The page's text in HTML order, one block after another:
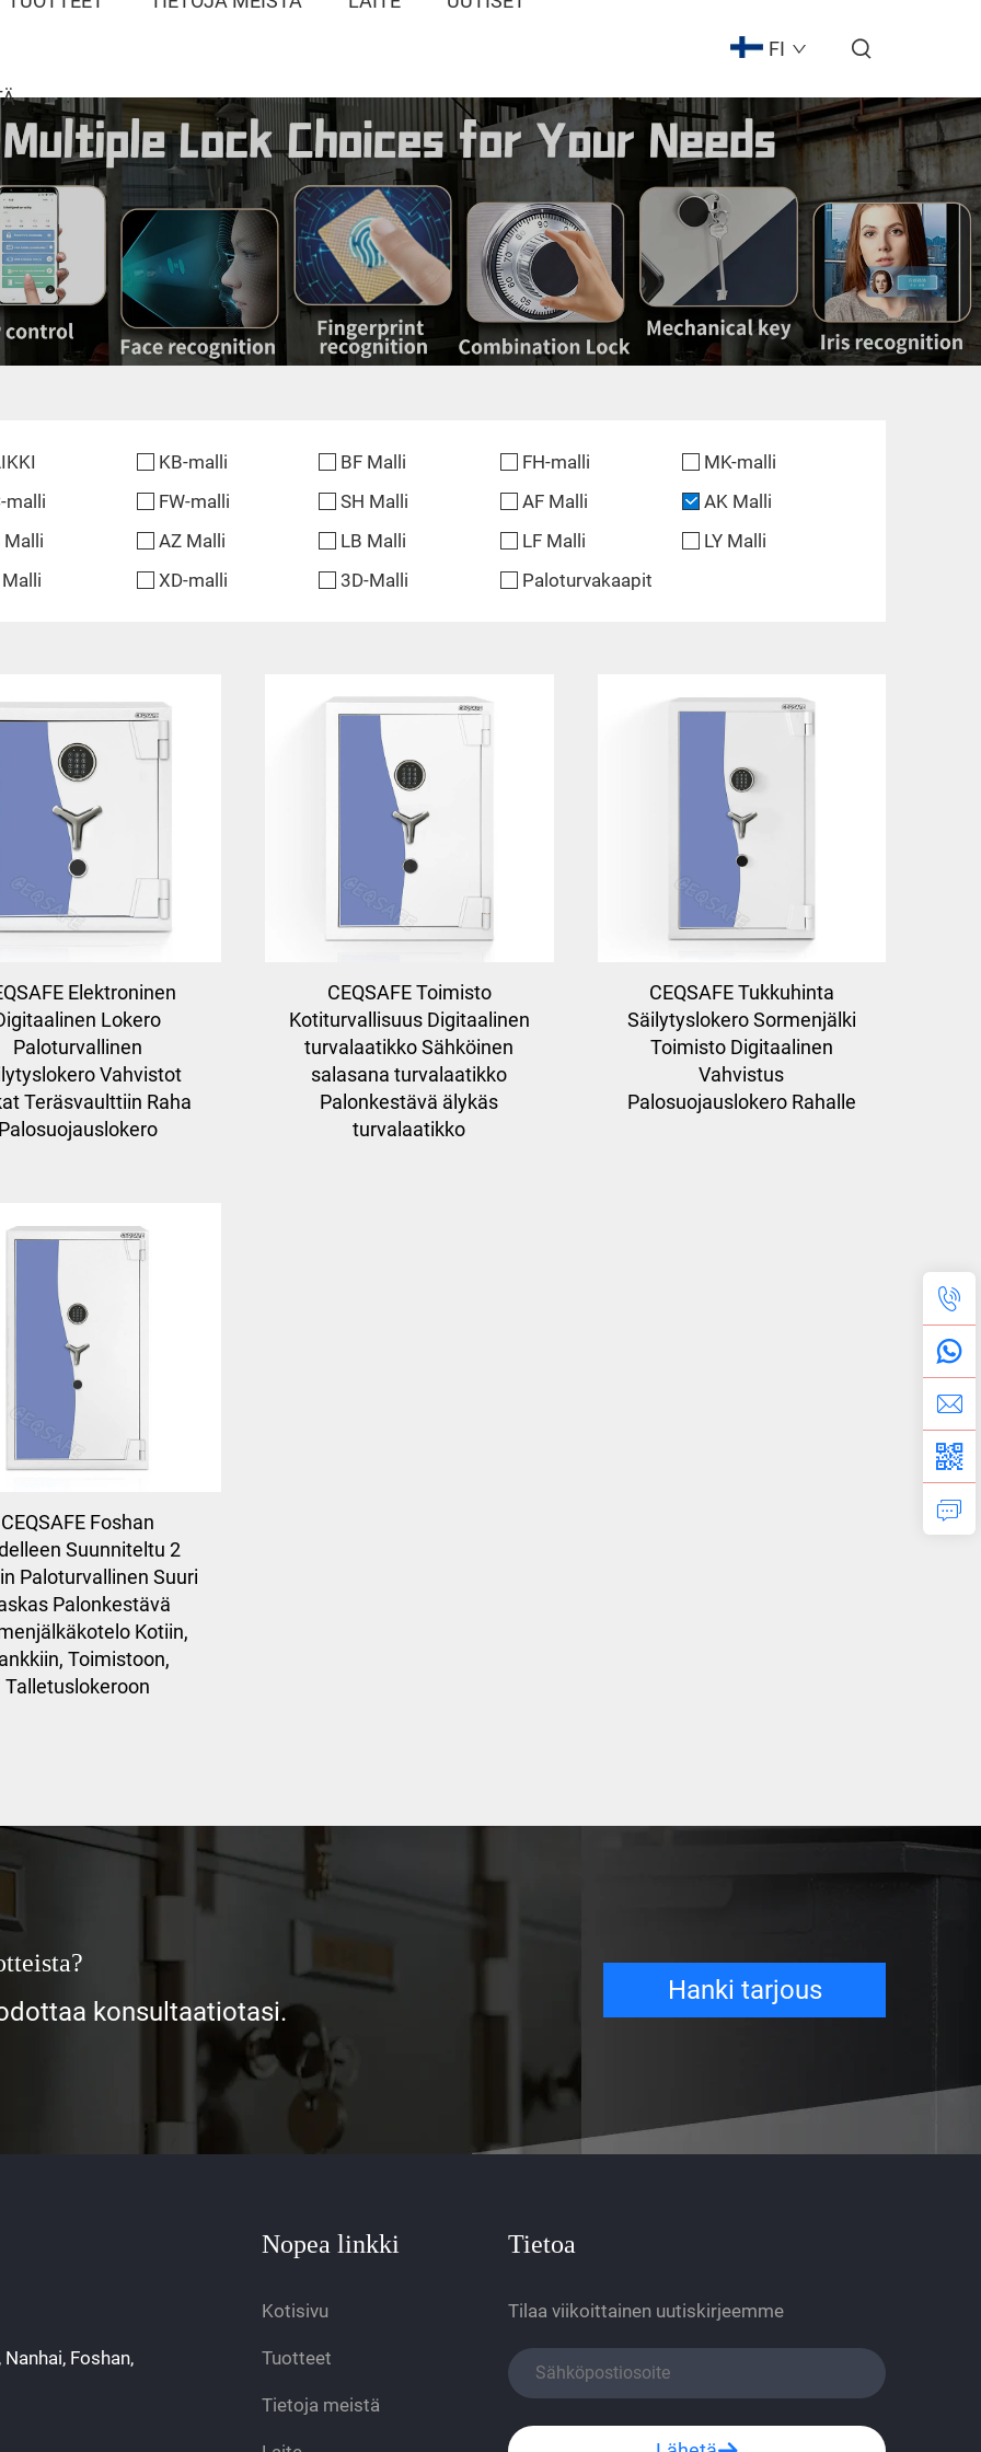
FI
KB-malli BF Malli FH-malli
MK-malli
malli
FW-malli SH Malli AF Malli
AK Malli
Malli
AZ Malli LB Malli LF Malli
LY Malli
Malli
XD-malli 3D-Malli Paloturvakaapit
Elektroninen
Lokero
Paloturvallinen
Vahvistot
Teräsvaulttiin Raha
Palosuojauslokero
CEQSAFE Toimisto
Kotiturvallisuus Digitaalinen
turvalaatikko Sähköinen
salasana turvalaatikko
Palonkestävä älykäs
turvalaatikko
CEQSAFE Tukkuhinta
Säilytyslokero Sormenjälki
Toimisto Digitaalinen
Vahvistus
Palosuojauslokero Rahalle
CEQSAFE Foshan
Suunniteltu 2
Paloturvallinen Suuri
Palonkestävä
Kotiin,
Toimistoon,
Talletuslokeroon
konsultaatiotasi.
Hanki tarjous
Foshan,
Nopea linkki
Kotisivu
Tuotteet
Tietoja meistä
Tietoa
Tilaa viikoittainen uutiskirjeemme